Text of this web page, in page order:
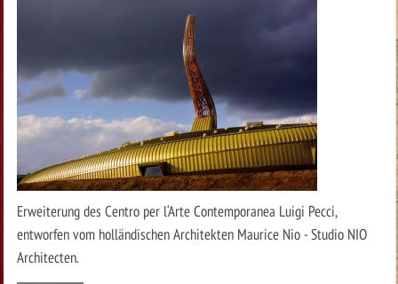
Erweiterung des Centro per l‘Arte Contemporanea Luigi Pecci,
entworfen vom holländischen Architekten Maurice Nio - Studio NIO
Architecten.